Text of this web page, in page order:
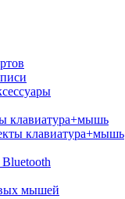
клавиатура+мышь
клавиатура+мышь
мышей